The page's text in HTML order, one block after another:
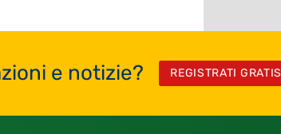
e notizie? REGISTRATI GRATIS